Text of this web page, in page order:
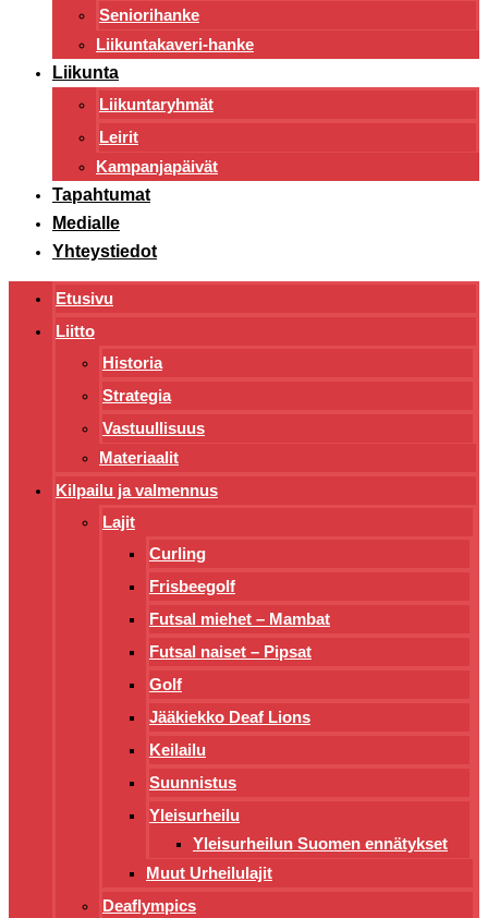
Seniorihanke
Liikuntakaveri-hanke
Liikunta
Liikuntaryhmät
Leirit
Kampanjapäivät
Tapahtumat
Medialle
Yhteystiedot
Etusivu
Liitto
Historia
Strategia
Vastuullisuus
Materiaalit
Kilpailu ja valmennus
Lajit
Curling
Frisbeegolf
Futsal miehet – Mambat
Futsal naiset – Pipsat
Golf
Jääkiekko Deaf Lions
Keilailu
Suunnistus
Yleisurheilu
Yleisurheilun Suomen ennätykset
Muut Urheilulajit
Deaflympics